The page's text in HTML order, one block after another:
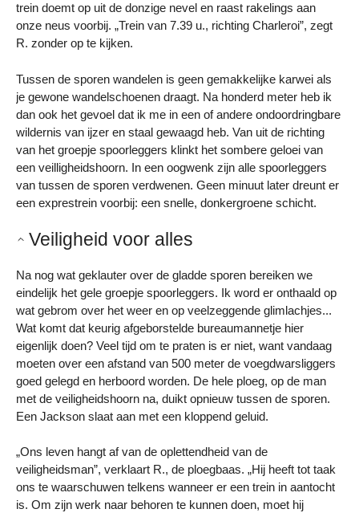
trein doemt op uit de donzige nevel en raast rakelings aan
onze neus voorbij. „Trein van 7.39 u., richting Charleroi”, zegt
R. zonder op te kijken.
Tussen de sporen wandelen is geen gemakkelijke karwei als
je gewone wandelschoenen draagt. Na honderd meter heb ik
dan ook het gevoel dat ik me in een of andere ondoordringbare
wildernis van ijzer en staal gewaagd heb. Van uit de richting
van het groepje spoorleggers klinkt het sombere geloei van
een veilligheidshoorn. In een oogwenk zijn alle spoorleggers
van tussen de sporen verdwenen. Geen minuut later dreunt er
een exprestrein voorbij: een snelle, donkergroene schicht.
Veiligheid voor alles
Na nog wat geklauter over de gladde sporen bereiken we
eindelijk het gele groepje spoorleggers. Ik word er onthaald op
wat gebrom over het weer en op veelzeggende glimlachjes...
Wat komt dat keurig afgeborstelde bureaumannetje hier
eigenlijk doen? Veel tijd om te praten is er niet, want vandaag
moeten over een afstand van 500 meter de voegdwarsliggers
goed gelegd en herboord worden. De hele ploeg, op de man
met de veiligheidshoorn na, duikt opnieuw tussen de sporen.
Een Jackson slaat aan met een kloppend geluid.
„Ons leven hangt af van de oplettendheid van de
veiligheidsman”, verklaart R., de ploegbaas. „Hij heeft tot taak
ons te waarschuwen telkens wanneer er een trein in aantocht
is. Om zijn werk naar behoren te kunnen doen, moet hij